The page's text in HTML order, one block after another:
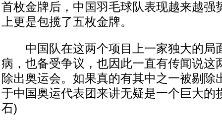
首枚金牌后，中国羽毛球队表现越来越强
上更是包揽了五枚金牌。
中国队在这两个项目上一家独大的局
病，也备受争议，也因此一直有传闻说这
除出奥运会。如果真的有其中之一被剔除
于中国奥运代表团来讲无疑是一个巨大的
石)